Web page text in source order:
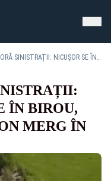
PUTEREA IGNORĂ SINISTRAȚII: NICUȘOR SE ÎNCHIDE ÎN BIROU, GEORGESCU ȘI SIMION MERG ÎN TEREN
ÎN BIROU,
MERG ÎN